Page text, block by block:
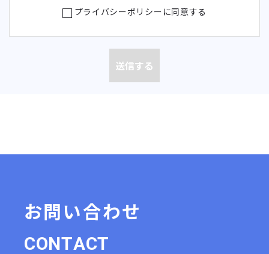
取引先
員の情
当社が提供するサービス及びそれ
に関連する情報に関するアンケー
び契約の履行
お問い合わせ等への対応
教育訓練・人材育成
入社、退職、異動に関する手続
給与、賞与、退職金、企業年金等
プライバシーポリシーに同意する
お問い合わせ
CONTACT